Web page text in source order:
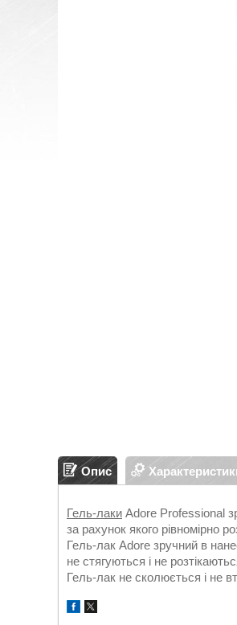
Опис
Гель-лаки Adore Professional
за рахунок якого рівномірно
Гель-лак Adore зручний в
не стягуються і не
Гель-лак не сколюється і не